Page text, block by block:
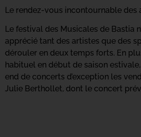
Le rendez-vous incontournable des
Le festival des Musicales de Bastia
apprécié tant des artistes que des
dérouler en deux temps forts. En
habituel en début de saison
end de concerts d’exception les
Julie Berthollet, dont le concert